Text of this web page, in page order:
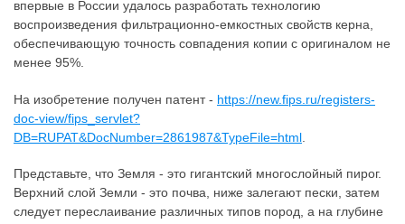
впервые в России удалось разработать технологию
воспроизведения фильтрационно-емкостных свойств керна,
обеспечивающую точность совпадения копии с оригиналом не
менее 95%.
На изобретение получен патент - https://new.fips.ru/registers-
doc-view/fips_servlet?
DB=RUPAT&DocNumber=2861987&TypeFile=html
Представьте, что Земля - это гигантский многослойный пирог.
Верхний слой Земли - это почва, ниже залегают пески, затем
следует переслаивание различных типов пород, а на глубине